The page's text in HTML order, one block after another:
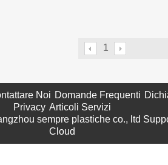
1
Noi Domande Frequenti
Privacy Articoli Servizi
sempre plastiche co., ltd
Cloud